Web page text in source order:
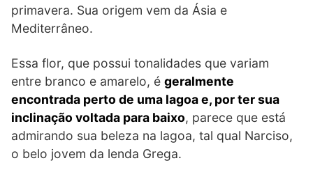
primavera. Sua origem vem da Ásia e
Mediterrâneo.
Essa flor, que possui tonalidades que variam
entre branco e amarelo, é geralmente
encontrada perto de uma lagoa e, por ter sua
inclinação voltada para baixo, parece que está
admirando sua beleza na lagoa, tal qual Narciso,
o belo jovem da lenda Grega.